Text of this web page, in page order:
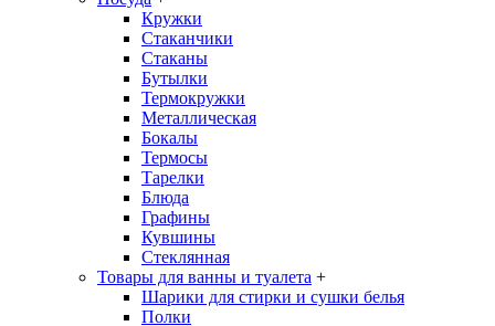
Кружки
Стаканчики
Стаканы
Бутылки
Термокружки
Металлическая
Бокалы
Термосы
Тарелки
Блюда
Графины
Кувшины
Стеклянная
Товары для ванны и туалета +
Шарики для стирки и сушки белья
Полки